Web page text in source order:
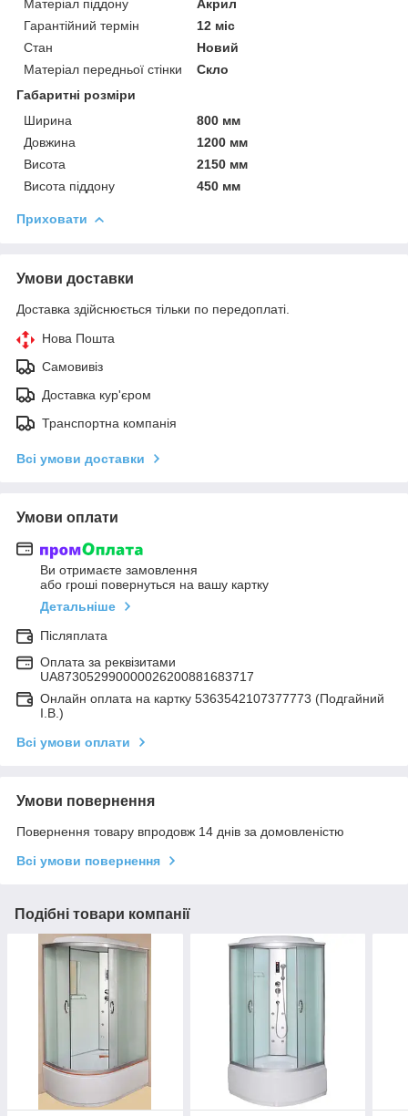
Матеріал піддону
Акрил
Гарантійний термін
12 міс
Стан
Новий
Матеріал передньої стінки
Скло
Габаритні розміри
Ширина
800 мм
Довжина
1200 мм
Висота
2150 мм
Висота піддону
450 мм
Приховати
Умови доставки
Доставка здійснюється тільки по передоплаті.
Нова Пошта
Самовивіз
Доставка кур'єром
Транспортна компанія
Всі умови доставки
Умови оплати
Ви отримаєте замовлення
або гроші повернуться на вашу картку
Детальніше
Післяплата
Оплата за реквізитами
UA873052990000026200881683717
Онлайн оплата на картку 5363542107377773 (Подгайний
І.В.)
Всі умови оплати
Умови повернення
Повернення товару впродовж 14 днів за домовленістю
Всі умови повернення
Подібні товари компанії